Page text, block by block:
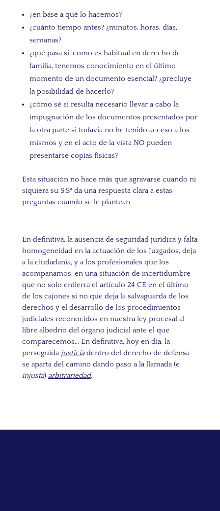
¿en base a qué lo hacemos?
¿cuánto tiempo antes? ¿minutos, horas, días,
semanas?
¿qué pasa si, como es habitual en derecho de
familia, tenemos conocimiento en el último
momento de un documento esencial? ¿precluye
la posibilidad de hacerlo?
¿cómo sé si resulta necesario llevar a cabo la
impugnación de los documentos presentados por
la otra parte si todavía no he tenido acceso a los
mismos y en el acto de la vista NO pueden
presentarse copias físicas?
Esta situación no hace más que agravarse cuando ni
siquiera su S.Sª da una respuesta clara a estas
preguntas cuando se le plantean.
En definitiva, la ausencia de seguridad jurídica y falta
homogeneidad en la actuación de los Juzgados, deja
a la ciudadanía, y a los profesionales que los
acompañamos, en una situación de incertidumbre
que no solo entierra el artículo 24 CE en el último
de los cajones si no que deja la salvaguarda de los
derechos y el desarrollo de los procedimientos
judiciales reconocidos en nuestra ley procesal al
libre albedrío del órgano judicial ante el que
comparecemos… En definitiva, hoy en día, la
perseguida justiciadentro del derecho de defensa
se aparta del camino dando paso a la llamada (e
injusta) arbitrariedad.